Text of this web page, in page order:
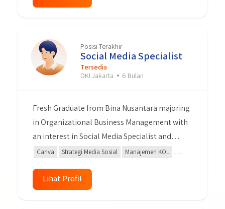
dg mesin tik Bisa Mengendarai Motor dan
Posisi Terakhir
Social Media Specialist
Tersedia
DKI Jakarta
6 Bulan
Fresh Graduate from Bina Nusantara majoring
in Organizational Business Management with
an interest in Social Media Specialist and
Digital Marketing. I can create content,
some design graphic.
Canva Strategi Media Sosial
Manajemen KOL
Google Analytics
Analisis Laporan
Lihat Profil